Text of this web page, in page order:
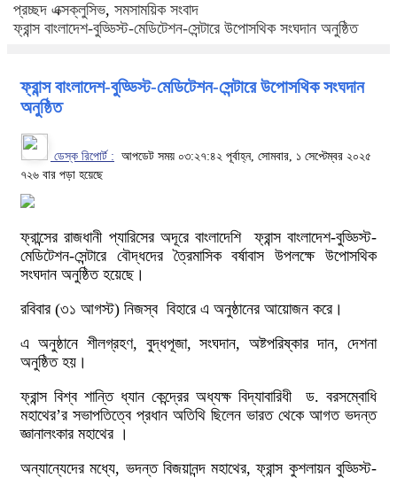
প্রচ্ছদ এক্সক্লুসিভ, সমসাময়িক সংবাদ
ফ্রান্স বাংলাদেশ-বুড্ডিস্ট-মেডিটেশন-সেন্টারে উপোসথিক সংঘদান অনুষ্ঠিত
ফ্রান্স বাংলাদেশ-বুড্ডিস্ট-মেডিটেশন-সেন্টারে উপোসথিক সংঘদান
অনুষ্ঠিত
ডেস্ক রিপোর্ট : আপডেট সময় ০৩:২৭:৪২ পূর্বাহ্ন, সোমবার, ১ সেপ্টেম্বর ২০২৫
৭২৬ বার পড়া হয়েছে
ফ্রান্সের রাজধানী প্যারিসের অদূরে বাংলাদেশি ফ্রান্স বাংলাদেশ-বুড্ডিস্ট-
মেডিটেশন-সেন্টারে বৌদ্ধদের ত্রৈমাসিক বর্ষাবাস উপলক্ষে উপোসথিক
সংঘদান অনুষ্ঠিত হয়েছে।
রবিবার (৩১ আগস্ট) নিজস্ব বিহারে এ অনুষ্ঠানের আয়োজন করে।
এ অনুষ্ঠানে শীলগ্রহণ, বুদ্ধপূজা, সংঘদান, অষ্টপরিষ্কার দান, দেশনা
অনুষ্ঠিত হয়।
ফ্রান্স বিশ্ব শান্তি ধ্যান কেন্দ্রের অধ্যক্ষ বিদ্যাবারিধী ড. বরসম্বোধি
মহাথের’র সভাপতিত্বে প্রধান অতিথি ছিলেন ভারত থেকে আগত ভদন্ত
জ্ঞানালংকার মহাথের ।
অন্যান্যেদের মধ্যে, ভদন্ত বিজয়ানন্দ মহাথের, ফ্রান্স কুশলায়ন বুড্ডিস্ট-